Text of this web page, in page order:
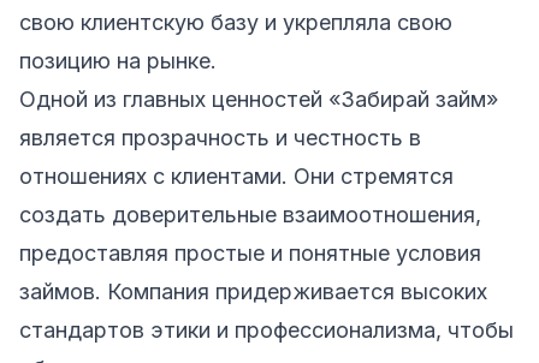
свою клиентскую базу и укрепляла свою
позицию на рынке.
Одной из главных ценностей «Забирай займ»
является прозрачность и честность в
отношениях с клиентами. Они стремятся
создать доверительные взаимоотношения,
предоставляя простые и понятные условия
займов. Компания придерживается высоких
стандартов этики и профессионализма, чтобы